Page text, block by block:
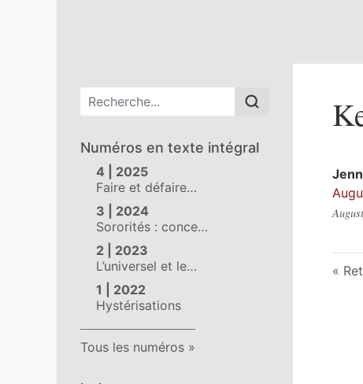
Menu principal
Numéros en texte intégral
4 | 2025
Faire et défaire…
3 | 2024
Sororités : conce…
2 | 2023
L’universel et le…
1 | 2022
Hystérisations
Tous les numéros